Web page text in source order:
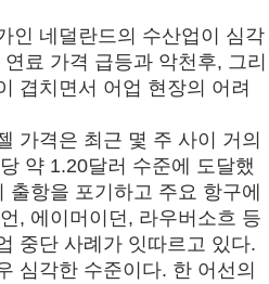
인 네덜란드의 수산업이 심각
연료 가격 급등과 악천후, 그리
겹치면서 어업 현장의 어려
가격은 최근 몇 주 사이 거의
약 1.20달러 수준에 도달했
출항을 포기하고 주요 항구에
, 에이머이던, 라우버소흐 등
중단 사례가 잇따르고 있다.
심각한 수준이다. 한 어선의